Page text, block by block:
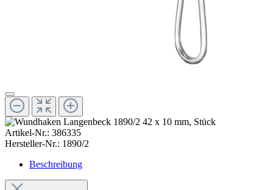
Artikel-Nr.: 386335
Hersteller-Nr.: 1890/2
Beschreibung